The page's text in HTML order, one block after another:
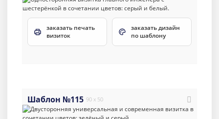
заказать печать
визиток
заказать дизайн
по шаблону
Шаблон №115 90 x 50